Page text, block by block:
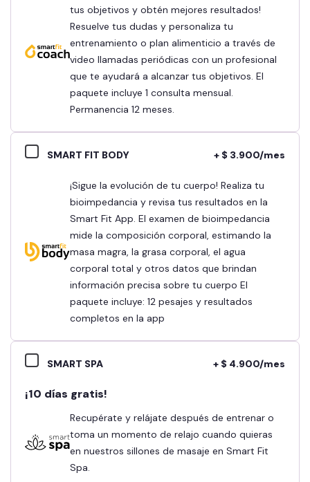
tus objetivos y obtén mejores resultados!
Resuelve tus dudas y personaliza tu
entrenamiento o plan alimenticio a través de
video llamadas periódicas con un profesional
que te ayudará a alcanzar tus objetivos. El
paquete incluye 1 consulta mensual.
Permanencia 12 meses.
SMART FIT BODY + $ 3.900/mes
¡Sigue la evolución de tu cuerpo! Realiza tu
bioimpedancia y revisa tus resultados en la
Smart Fit App. El examen de bioimpedancia
mide la composición corporal, estimando la
masa magra, la grasa corporal, el agua
corporal total y otros datos que brindan
información precisa sobre tu cuerpo El
paquete incluye: 12 pesajes y resultados
completos en la app
SMART SPA + $ 4.900/mes
¡10 días gratis!
Recupérate y relájate después de entrenar o
toma un momento de relajo cuando quieras
en nuestros sillones de masaje en Smart Fit
Spa.